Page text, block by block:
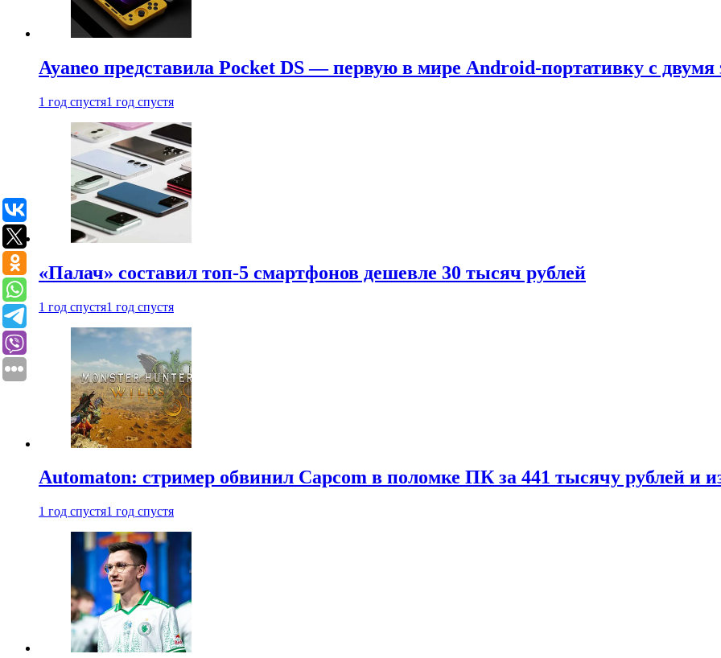
Ayaneo представила Pocket DS — первую в мире Android-портативку с двумя
1 год спустя1 год спустя
«Палач» составил топ-5 смартфонов дешевле 30 тысяч рублей
1 год спустя1 год спустя
Automaton: стример обвинил Capcom в поломке ПК за 441 тысячу рублей и
1 год спустя1 год спустя